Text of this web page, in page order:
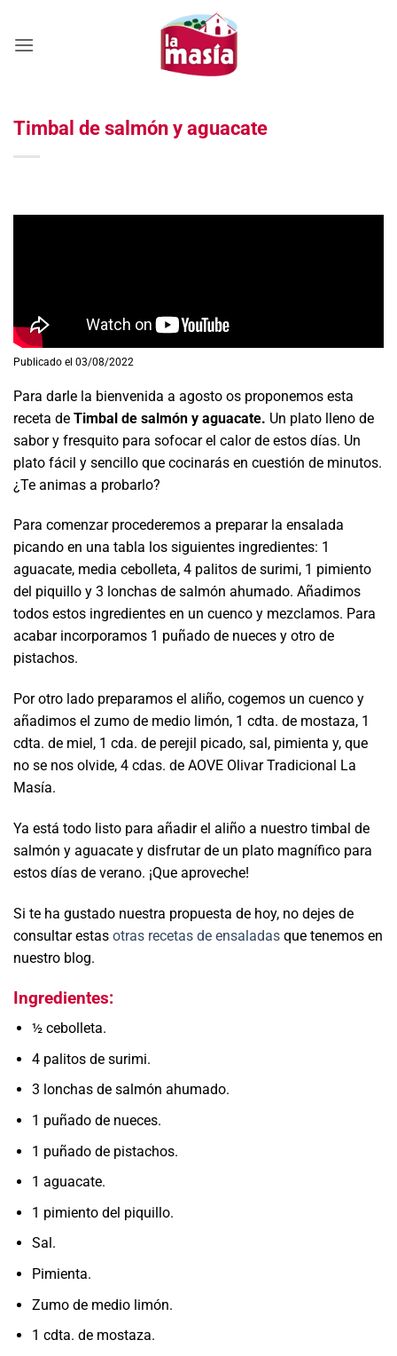
contenido
Timbal de salmón y aguacate
Publicado el 03/08/2022
Para darle la bienvenida a agosto os proponemos esta
receta de Timbal de salmón y aguacate. Un plato lleno de
sabor y fresquito para sofocar el calor de estos días. Un
plato fácil y sencillo que cocinarás en cuestión de minutos.
¿Te animas a probarlo?
Para comenzar procederemos a preparar la ensalada
picando en una tabla los siguientes ingredientes: 1
aguacate, media cebolleta, 4 palitos de surimi, 1 pimiento
del piquillo y 3 lonchas de salmón ahumado. Añadimos
todos estos ingredientes en un cuenco y mezclamos. Para
acabar incorporamos 1 puñado de nueces y otro de
pistachos.
Por otro lado preparamos el aliño, cogemos un cuenco y
añadimos el zumo de medio limón, 1 cdta. de mostaza, 1
cdta. de miel, 1 cda. de perejil picado, sal, pimienta y, que
no se nos olvide, 4 cdas. de AOVE Olivar Tradicional La
Masía.
Ya está todo listo para añadir el aliño a nuestro timbal de
salmón y aguacate y disfrutar de un plato magnífico para
estos días de verano. ¡Que aproveche!
Si te ha gustado nuestra propuesta de hoy, no dejes de
consultar estas otras recetas de ensaladas que tenemos en
nuestro blog.
Ingredientes:
½ cebolleta.
4 palitos de surimi.
3 lonchas de salmón ahumado.
1 puñado de nueces.
1 puñado de pistachos.
1 aguacate.
1 pimiento del piquillo.
Sal.
Pimienta.
Zumo de medio limón.
1 cdta. de mostaza.